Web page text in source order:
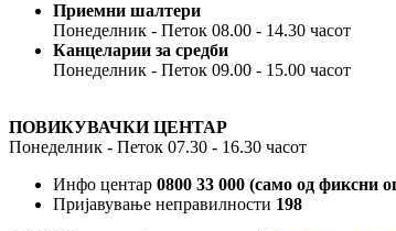
Приемни шалтери
Понеделник - Петок 08.00 - 14.30 часот
Канцеларии за средби
Понеделник - Петок 09.00 - 15.00 часот
ПОВИКУВАЧКИ ЦЕНТАР
Понеделник - Петок 07.30 - 16.30 часот
Инфо центар 0800 33 000 (само од фиксни
Пријавување неправилности 198